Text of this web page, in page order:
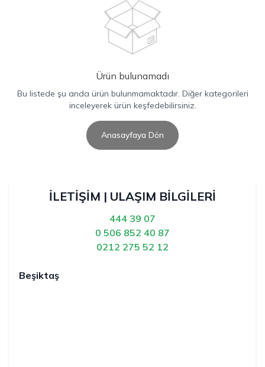
Ürün bulunamadı
Bu listede şu anda ürün bulunmamaktadır. Diğer kategorileri
inceleyerek ürün keşfedebilirsiniz.
Anasayfaya Dön
İLETİŞİM | ULAŞIM BİLGİLERİ
444 39 07
0 506 852 40 87
0212 275 52 12
Beşiktaş